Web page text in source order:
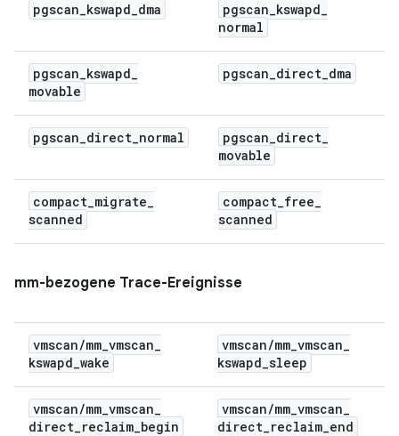
pgscan_kswapd_dma pgscan_kswapd_
normal
pgscan_kswapd_
movable
pgscan_direct_dma
pgscan_direct_normal pgscan_direct_
movable
compact_migrate_
scanned
compact_free_
scanned
mm-bezogene Trace-Ereignisse
vmscan/mm_vmscan_
kswapd_wake
vmscan/mm_vmscan_
kswapd_sleep
vmscan/mm_vmscan_
direct_reclaim_begin
vmscan/mm_vmscan_
direct_reclaim_end